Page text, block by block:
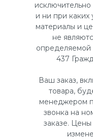
и ни при
материалы и
не
определяемой
437
Ваш заказ,
товара,
менеджером
звонка на
заказе. Цены